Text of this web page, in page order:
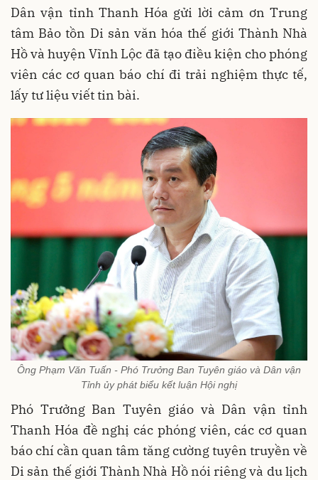
Dân vận tỉnh Thanh Hóa gửi lời cảm ơn Trung
tâm Bảo tồn Di sản văn hóa thế giới Thành Nhà
Hồ và huyện Vĩnh Lộc đã tạo điều kiện cho phóng
viên các cơ quan báo chí đi trải nghiệm thực tế,
lấy tư liệu viết tin bài.
Ông Phạm Văn Tuấn - Phó Trưởng Ban Tuyên giáo và Dân vận
Tỉnh ủy phát biểu kết luận Hội nghị
Phó Trưởng Ban Tuyên giáo và Dân vận tỉnh
Thanh Hóa đề nghị các phóng viên, các cơ quan
báo chí cần quan tâm tăng cường tuyên truyền về
Di sản thế giới Thành Nhà Hồ nói riêng và du lịch